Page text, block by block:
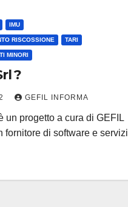
IMU
RISCOSSIONE TARI
MINORI
?
GEFIL INFORMA
un progetto a cura di GEFIL
fornitore di software e servizi